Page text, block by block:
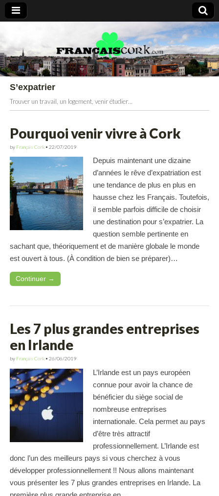
Francais Cork
S’expatrier
Trouver un travail, un logement, venir étudier…
Pourquoi venir vivre à Cork
by Français Cork • 22/07/2019
Depuis maintenant une dizaine
d’années le rêve d’expatriation est
une tendance de plus en plus en
hausse chez les Français. Toutefois,
il semble parfois difficile de choisir
une destination pour s’expatrier. La
question semble pertinente en
sachant que, théoriquement et de manière globale le monde
est ouvert à tous. (À condition de bien se préparer)…
Continuer →
Les 7 plus grandes entreprises
en Irlande
by Français Cork • 26/06/2019
L’Irlande est un pays européen
connue pour avoir la chance de
bénéficier du siège social de
nombreuse entreprises
internationale. Cela permet au pays
d’être très attractif
professionnellement. L’Irlande est
donc l’un des meilleurs pays si vous cherchez à vous
développer professionnellement !! Nous allons maintenant
vous présenter les 7 plus grandes entreprises en Irlande. La